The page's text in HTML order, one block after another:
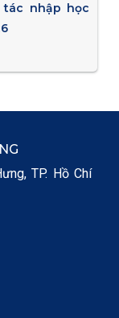
nhập học
TP. Hồ Chí